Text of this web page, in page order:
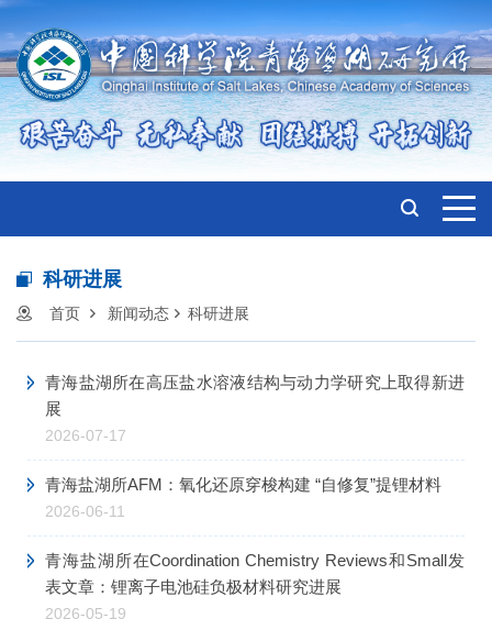
科研进展
首页 新闻动态 科研进展
青海盐湖所在高压盐水溶液结构与动力学研究上取得新进
展
2026-07-17
青海盐湖所AFM：氧化还原穿梭构建 “自修复”提锂材料
2026-06-11
青海盐湖所在Coordination Chemistry Reviews和Small发
表文章：锂离子电池硅负极材料研究进展
2026-05-19